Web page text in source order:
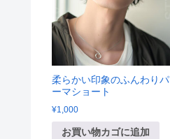
柔らかい印象のふんわりパ
ーマショート
¥1,000
お買い物カゴに追加